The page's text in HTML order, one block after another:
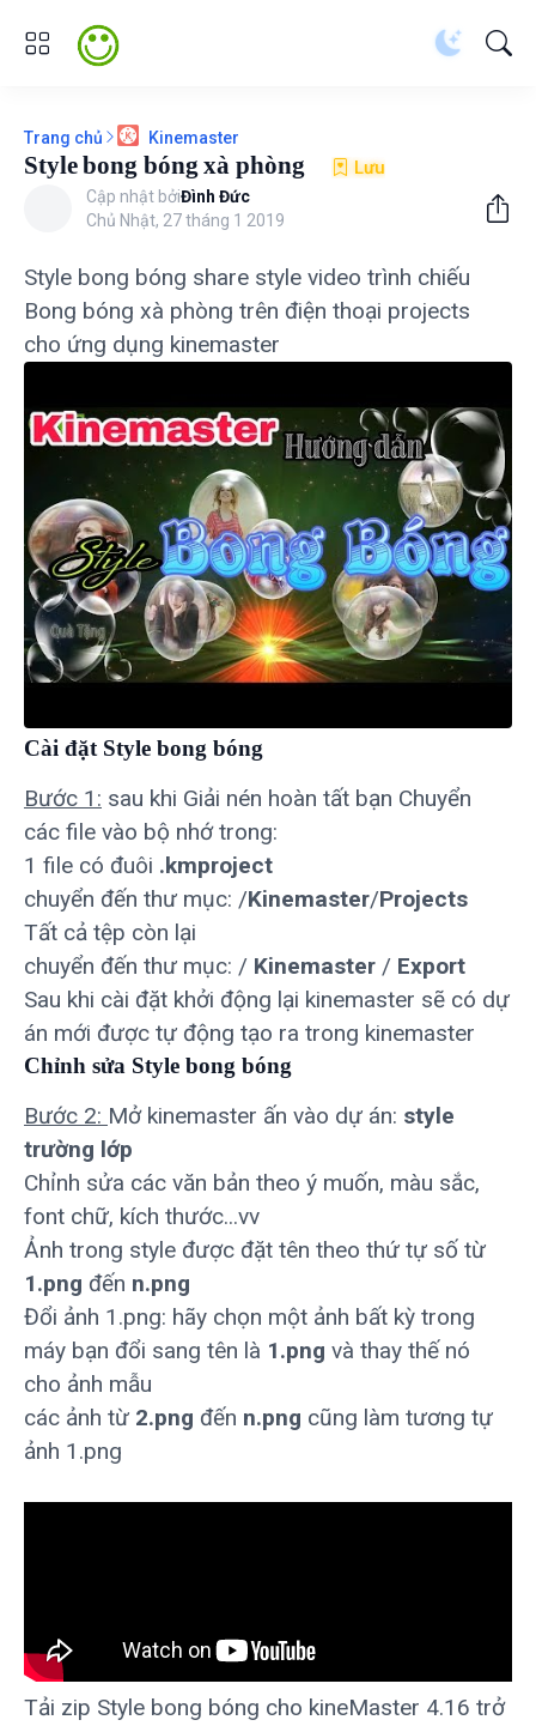
Trang chủ Kinemaster
Style bong bóng xà phòng Lưu
Cập nhật bởiĐình Đức
Chủ Nhật, 27 tháng 1 2019
Style bong bóng share style video trình chiếu
Bong bóng xà phòng trên điện thoại projects
cho ứng dụng kinemaster
Cài đặt Style bong bóng
Bước 1: sau khi Giải nén hoàn tất bạn Chuyển
các file vào bộ nhớ trong:
1 file có đuôi .kmproject
chuyển đến thư mục: /Kinemaster/Projects
Tất cả tệp còn lại
chuyển đến thư mục: / Kinemaster / Export
Sau khi cài đặt khởi động lại kinemaster sẽ có dự
án mới được tự động tạo ra trong kinemaster
Chỉnh sửa Style bong bóng
Bước 2: Mở kinemaster ấn vào dự án: style
trường lớp
Chỉnh sửa các văn bản theo ý muốn, màu sắc,
font chữ, kích thước...vv
Ảnh trong style được đặt tên theo thứ tự số từ
1.png đến n.png
Đổi ảnh 1.png: hãy chọn một ảnh bất kỳ trong
máy bạn đổi sang tên là 1.png và thay thế nó
cho ảnh mẫu
các ảnh từ 2.png đến n.png cũng làm tương tự
ảnh 1.png
Tải zip Style bong bóng cho kineMaster 4.16 trở